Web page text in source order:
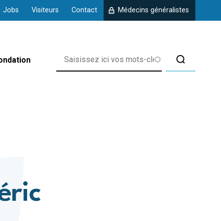
Jobs Visiteurs Contact Médecins généralistes
Chanly